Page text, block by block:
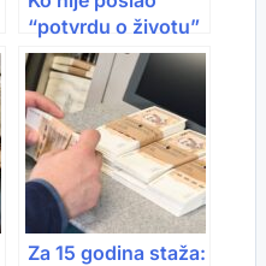
“potvrdu o životu”
nema isplate:
Važna poruka
penzionerima u
inostranstvu
Za 15 godina staža: